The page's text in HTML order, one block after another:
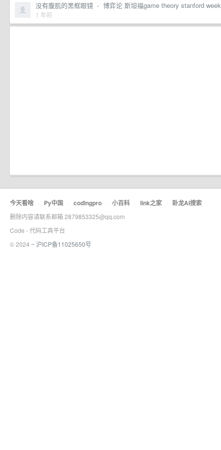
没有腹肌的黑框眼镜 · 博弈论 斯坦福game theory stanford
1 年前
今天看啥 · Py中国 · codingpro · 小百科 · link之家 · 卧龙AI搜索
删除内容请联系邮箱 2879853325@qq.com
Code - 代码工具平台
© 2024 ~ 沪ICP备11025650号